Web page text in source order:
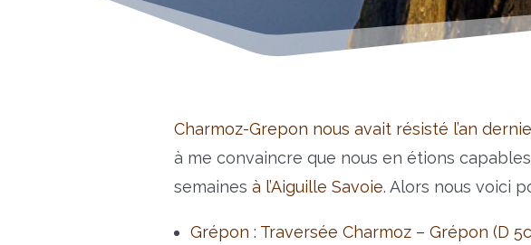
Charmoz-Grepon nous avait résisté l’an
à me convaincre que nous en étions
semaines à l’Aiguille Savoie. Alors nous voici
Grépon : Traversée Charmoz – Grépon (D